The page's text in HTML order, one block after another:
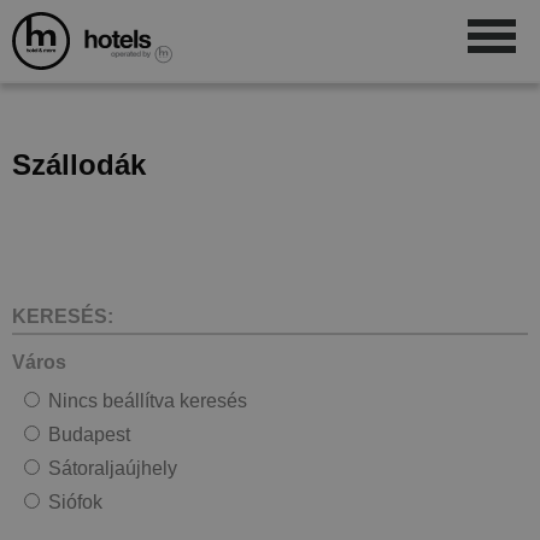
Szállodák
KERESÉS:
Város
Nincs beállítva keresés
Budapest
Sátoraljaújhely
Siófok